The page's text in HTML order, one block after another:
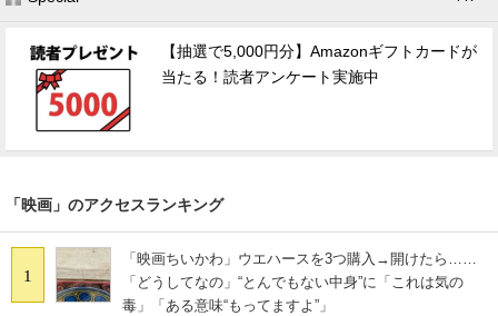
【抽選で5,000円分】Amazonギフトカードが
当たる！読者アンケート実施中
「映画」のアクセスランキング
1
「映画ちいかわ」ウエハースを3つ購入→開けたら……
「どうしてなの」“とんでもない中身”に「これは気の
毒」「ある意味“もってますよ”」